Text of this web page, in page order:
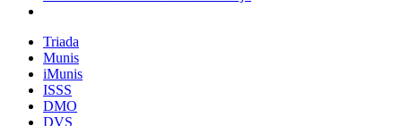
Triada
Munis
iMunis
ISSS
DMO
DVS